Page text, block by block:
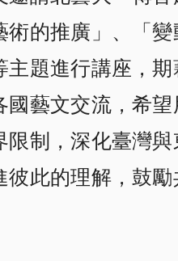
術的推廣」、「
主題進行講座，
藝文交流，希
限制，深化臺灣
此的理解， 鼓